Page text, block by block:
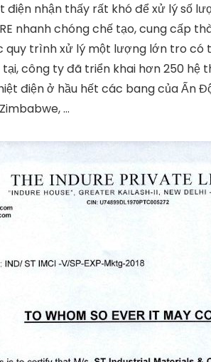
điện nhận thấy rất khó để xử lý số
nhanh chóng chế tạo, cung cấp
quy trình xử lý một lượng lớn tro có
công ty đã triển khai hơn 250 hệ
điện ở hầu hết các bang của Ấn
…